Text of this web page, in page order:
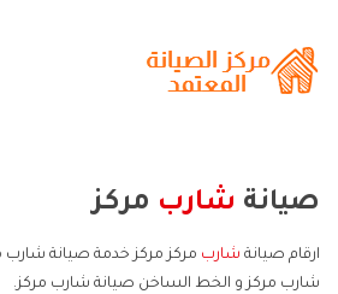
صيانة شارب مركز
ارقام صيانة شارب مركز مركز خدمة صيانة شارب
شارب مركز و الخط الساخن صيانة شارب مركز.